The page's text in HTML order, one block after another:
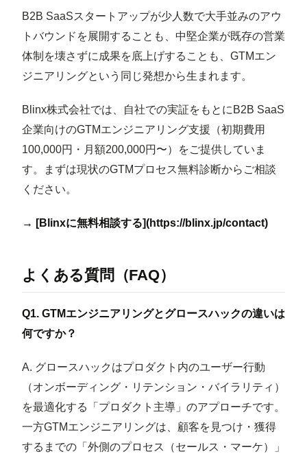
B2B SaaSスタートアップが少人数で大手並みのアウ
トバウンドを展開することも、中堅企業が既存の営業
体制を壊さずに成果を底上げすることも、GTMエン
ジニアリングという同じ発想から生まれます。
Blinx株式会社では、自社での実証をもとにB2B SaaS
企業向けのGTMエンジニアリング支援（初期費用
100,000円・月額200,000円〜）をご提供していま
す。まずは現状のGTMプロセス無料診断からご相談
ください。
→ [Blinxに無料相談する](https://blinx.jp/contact)
よくある質問（FAQ）
Q1. GTMエンジニアリングとグロースハックの違いは
何ですか？
A. グロースハックはプロダクト内のユーザー行動
（オンボーディング・リテンション・バイラリティ）
を最適化する「プロダクト主導」のアプローチです。
一方GTMエンジニアリングは、顧客を見つけ・獲得
するまでの「外側のプロセス（セールス・マーケ）」